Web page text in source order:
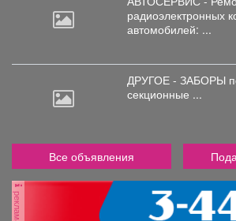
радиоэлектронных
автомобилей: ...
ДРУГОЕ - ЗАБОРЫ
секционные ...
Все объявления
реклама